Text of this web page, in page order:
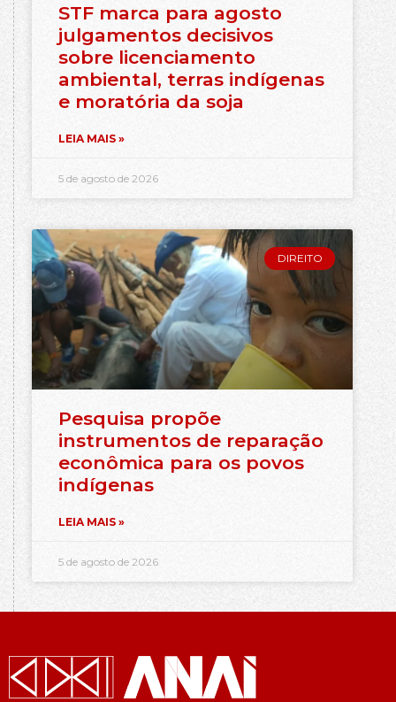
STF marca para agosto
julgamentos decisivos
sobre licenciamento
ambiental, terras indígenas
e moratória da soja
LEIA MAIS »
5 de agosto de 2026
DIREITO
Pesquisa propõe
instrumentos de reparação
econômica para os povos
indígenas
LEIA MAIS »
5 de agosto de 2026